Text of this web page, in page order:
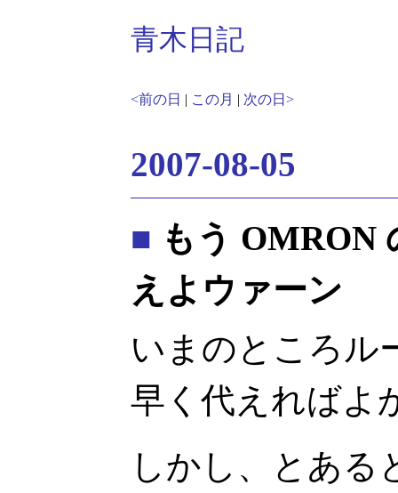
青木日記
<前の日 | この月 | 次の日>
2007-08-05
■ もう OMRON
えよウァーン
いまのところル
早く代えればよ
しかし、とある